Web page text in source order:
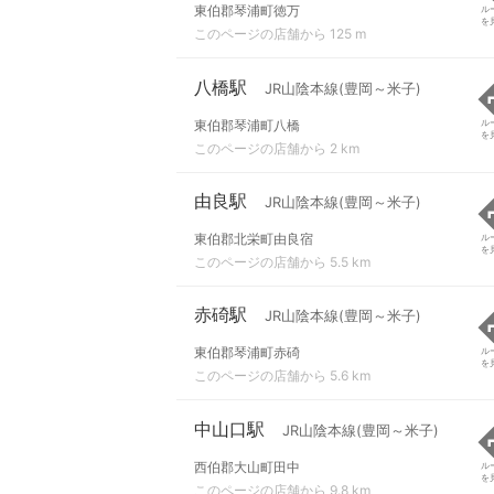
東伯郡琴浦町徳万
このページの店舗から 125 m
ル
を
八橋駅 JR山陰本線(豊岡～米子)
東伯郡琴浦町八橋
このページの店舗から 2 km
ル
を
由良駅 JR山陰本線(豊岡～米子)
東伯郡北栄町由良宿
このページの店舗から 5.5 km
ル
を
赤碕駅 JR山陰本線(豊岡～米子)
東伯郡琴浦町赤碕
このページの店舗から 5.6 km
ル
を
中山口駅 JR山陰本線(豊岡～米子)
西伯郡大山町田中
このページの店舗から 9.8 km
ル
を